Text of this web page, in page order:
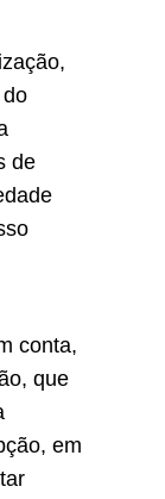
de
conta,
que
em